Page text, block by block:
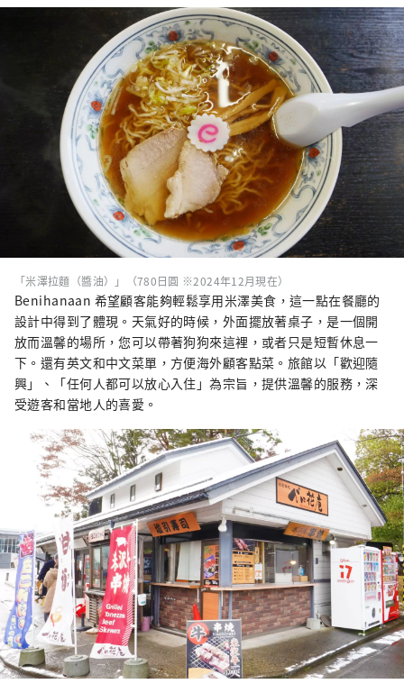
「米澤拉麵（醬油）」（780日圓 ※2024年12月現在）
Benihanaan 希望顧客能夠輕鬆享用米澤美食，這一點在餐廳的
設計中得到了體現。天氣好的時候，外面擺放著桌子，是一個開
放而溫馨的場所，您可以帶著狗狗來這裡，或者只是短暫休息一
下。還有英文和中文菜單，方便海外顧客點菜。旅館以「歡迎隨
興」、「任何人都可以放心入住」為宗旨，提供溫馨的服務，深
受遊客和當地人的喜愛。